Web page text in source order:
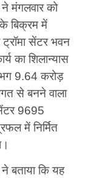
मंगलवार को
बिक्रम में
सेंटर भवन
का शिलान्यास
9.64 करोड़
से बनने वाला
9695
में निर्मित
बताया कि यह